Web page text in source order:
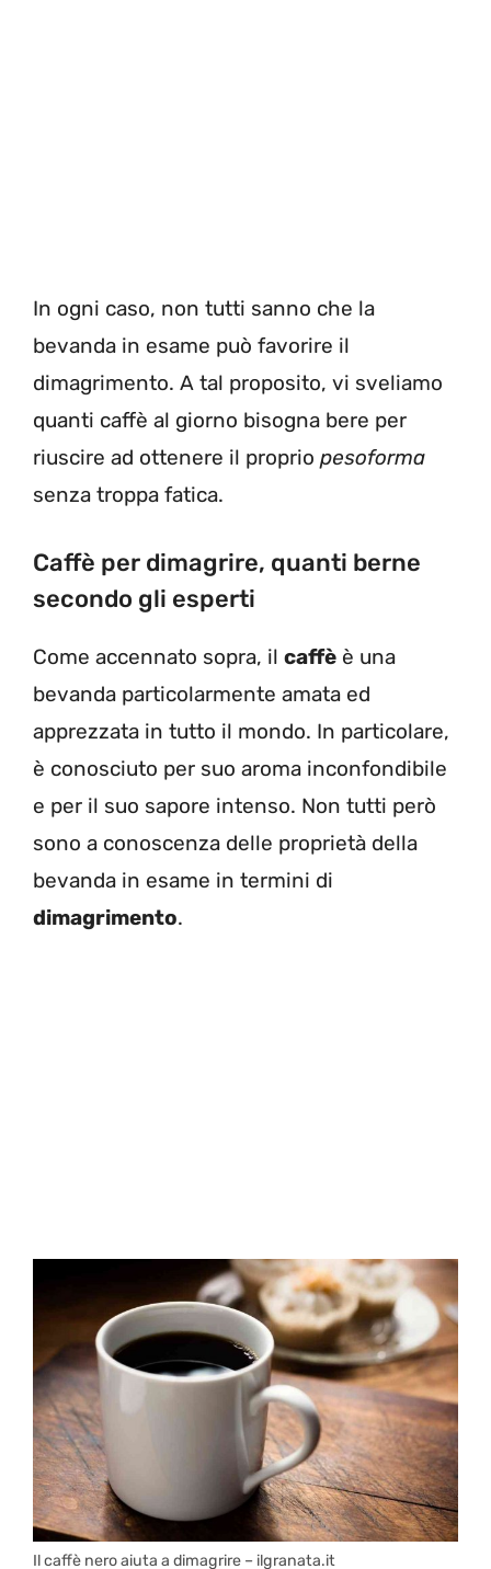
In ogni caso, non tutti sanno che la
bevanda in esame può favorire il
dimagrimento. A tal proposito, vi sveliamo
quanti caffè al giorno bisogna bere per
riuscire ad ottenere il proprio pesoforma
senza troppa fatica.
Caffè per dimagrire, quanti berne
secondo gli esperti
Come accennato sopra, il caffè è una
bevanda particolarmente amata ed
apprezzata in tutto il mondo. In particolare,
è conosciuto per suo aroma inconfondibile
e per il suo sapore intenso. Non tutti però
sono a conoscenza delle proprietà della
bevanda in esame in termini di
dimagrimento.
Il caffè nero aiuta a dimagrire – ilgranata.it